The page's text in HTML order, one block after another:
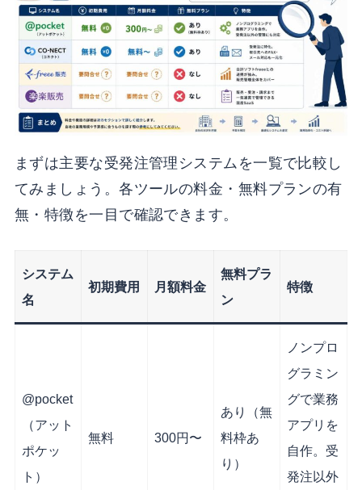
まずは主要な受発注管理システムを一覧で比較し
てみましょう。各ツールの料金・無料プランの有
無・特徴を一目で確認できます。
システム
名
初期費用 月額料金
無料プラ
ン
特徴
@pocket
（アット
ポケッ
ト）
無料 300円〜
あり（無
料枠あ
り）
ノンプロ
グラミン
グで業務
アプリを
自作。受
発注以外